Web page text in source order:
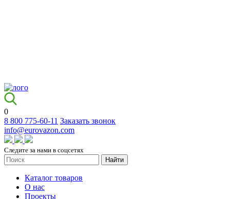
0
8 800 775-60-11 Заказать звонок
info@eurovazon.com
Следите за нами в соцсетях
Найти
Каталог товаров
О нас
Проекты